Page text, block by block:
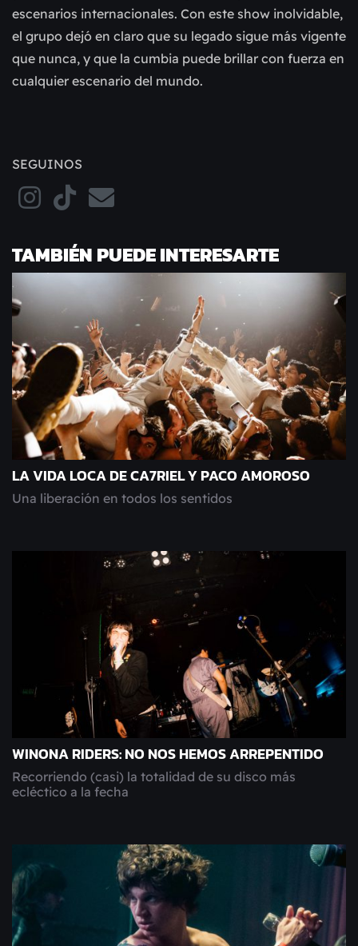
escenarios internacionales. Con este show inolvidable,
el grupo dejó en claro que su legado sigue más vigente
que nunca, y que la cumbia puede brillar con fuerza en
cualquier escenario del mundo.
SEGUINOS
TAMBIÉN PUEDE INTERESARTE
LA VIDA LOCA DE CA7RIEL Y PACO AMOROSO
Una liberación en todos los sentidos
WINONA RIDERS: NO NOS HEMOS ARREPENTIDO
Recorriendo (casi) la totalidad de su disco más
ecléctico a la fecha